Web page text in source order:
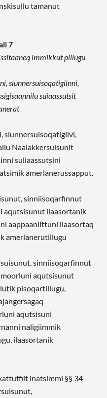
tamanut
7
immikkut pillugu
siunnersuisoqatigiinni,
suiaassutsit
Naalakkersuisunit
suliaassutsini
amerlanerussapput.
sinniisoqarfinnut
aqutsisunut ilaasortanik
aappaaniittuni ilaasortaq
amerlanerutillugu
sinniisoqarfinnut
aqutsisunut
pisoqartillugu,
aqutsisuni
naligiimmik
ilaasortanik
inatsimmi §§ 34